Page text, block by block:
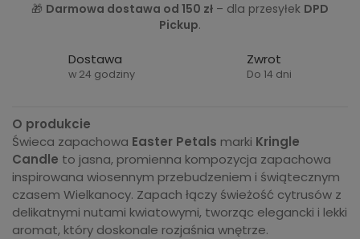
🎁 Darmowa dostawa od 150 zł – dla przesyłek DPD
Pickup.
Dostawa
w 24 godziny
Zwrot
Do 14 dni
O produkcie
Świeca zapachowa Easter Petals marki Kringle
Candle to jasna, promienna kompozycja zapachowa
inspirowana wiosennym przebudzeniem i świątecznym
czasem Wielkanocy. Zapach łączy świeżość cytrusów z
delikatnymi nutami kwiatowymi, tworząc elegancki i lekki
aromat, który doskonale rozjaśnia wnętrze.